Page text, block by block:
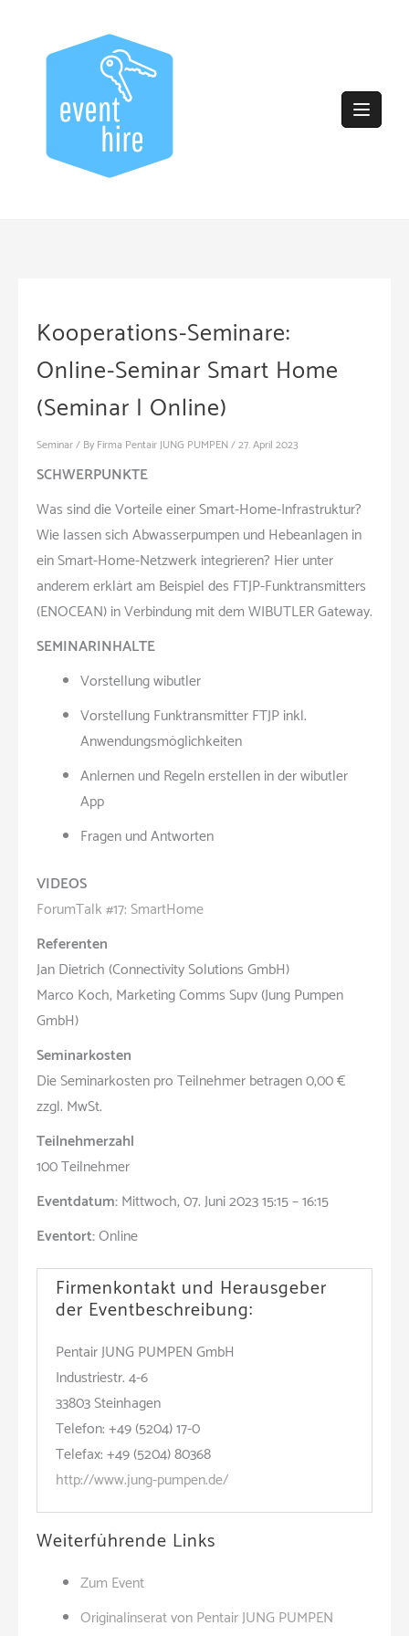
Kooperations-Seminare:
Online-Seminar Smart Home
(Seminar | Online)
Seminar/ By Firma Pentair JUNG PUMPEN/27. April 2023
SCHWERPUNKTE
Was sind die Vorteile einer Smart-Home-Infrastruktur?
Wie lassen sich Abwasserpumpen und Hebeanlagen in
ein Smart-Home-Netzwerk integrieren? Hier unter
anderem erklärt am Beispiel des FTJP-Funktransmitters
(ENOCEAN) in Verbindung mit dem WIBUTLER Gateway.
SEMINARINHALTE
Vorstellung wibutler
Vorstellung Funktransmitter FTJP inkl.
Anwendungsmöglichkeiten
Anlernen und Regeln erstellen in der wibutler
App
Fragen und Antworten
VIDEOS
ForumTalk #17: SmartHome
Referenten
Jan Dietrich (Connectivity Solutions GmbH)
Marco Koch, Marketing Comms Supv (Jung Pumpen
GmbH)
Seminarkosten
Die Seminarkosten pro Teilnehmer betragen 0,00 €
zzgl. MwSt.
Teilnehmerzahl
100 Teilnehmer
Eventdatum:Mittwoch, 07. Juni 2023 15:15 – 16:15
Eventort:Online
Firmenkontakt und Herausgeber
der Eventbeschreibung:
Pentair JUNG PUMPEN GmbH
Industriestr. 4-6
33803 Steinhagen
Telefon: +49 (5204) 17-0
Telefax: +49 (5204) 80368
http://www.jung-pumpen.de/
Weiterführende Links
Zum Event
Originalinserat von Pentair JUNG PUMPEN